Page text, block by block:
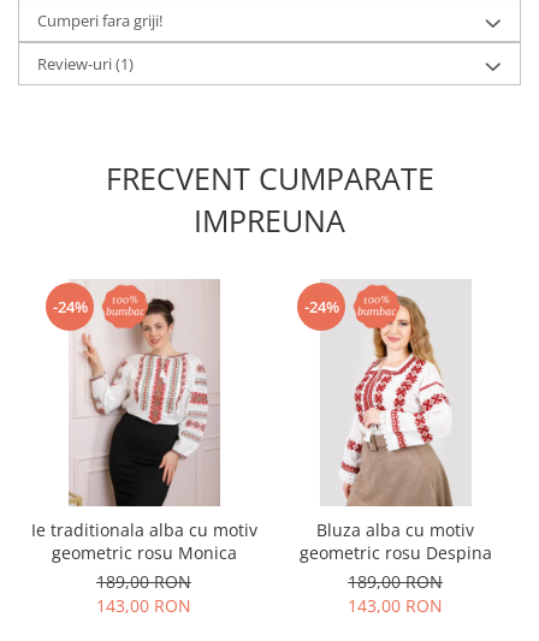
Cumperi fara griji!
Review-uri(1)
FRECVENT CUMPARATE
IMPREUNA
-24%
Ie traditionala alba cu motiv
geometric rosu Monica
189,00 RON
143,00 RON
-24%
Bluza alba cu motiv
geometric rosu Despina
189,00 RON
143,00 RON